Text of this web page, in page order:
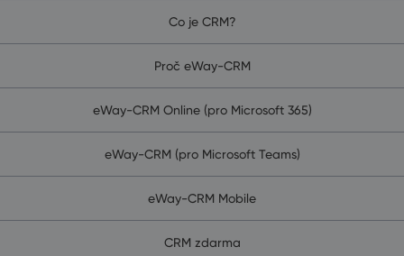
Co je CRM?
Proč eWay-CRM
eWay-CRM Online (pro Microsoft 365)
eWay-CRM (pro Microsoft Teams)
eWay-CRM Mobile
CRM zdarma